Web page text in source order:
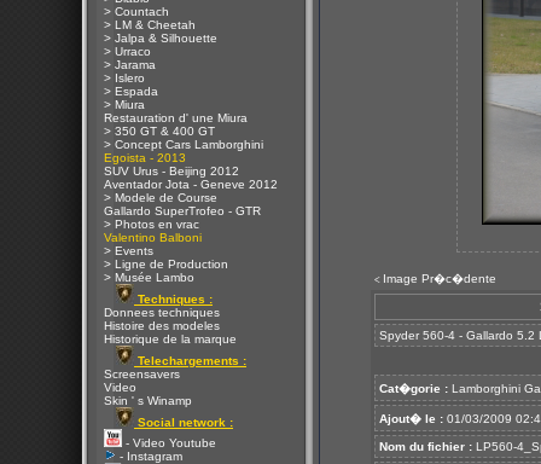
> Countach
> LM & Cheetah
> Jalpa & Silhouette
> Urraco
> Jarama
> Islero
> Espada
> Miura
Restauration d' une Miura
> 350 GT & 400 GT
> Concept Cars Lamborghini
Egoista - 2013
SUV Urus - Beijing 2012
Aventador Jota - Geneve 2012
> Modele de Course
Gallardo SuperTrofeo - GTR
> Photos en vrac
Valentino Balboni
> Events
> Ligne de Production
> Musée Lambo
Techniques :
Donnees techniques
Histoire des modeles
Historique de la marque
Telechargements :
Screensavers
Video
Skin ' s Winamp
Social network :
- Video Youtube
- Instagram
< Image Pr�c�dente
Spyder 560-4 - Gallardo 5.2
Cat�gorie : Lamborghini
Ajout� le : 01/03/2009
Nom du fichier : LP560-